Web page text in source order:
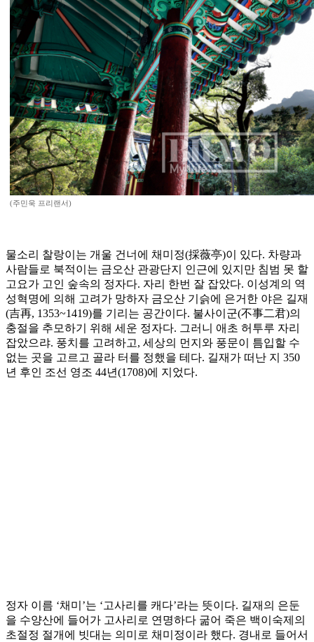
(주민욱 프리랜서)
물소리 찰랑이는 개울 건너에 채미정(採薇亭)이 있다. 차량과
사람들로 북적이는 금오산 관광단지 인근에 있지만 침범 못 할
고요가 고인 숲속의 정자다. 자리 한번 잘 잡았다. 이성계의 역
성혁명에 의해 고려가 망하자 금오산 기슭에 은거한 야은 길재
(吉再, 1353~1419)를 기리는 공간이다. 불사이군(不事二君)의
충절을 추모하기 위해 세운 정자다. 그러니 애초 허투루 자리
잡았으랴. 풍치를 고려하고, 세상의 먼지와 풍문이 틈입할 수
없는 곳을 고르고 골라 터를 정했을 테다. 길재가 떠난 지 350
년 후인 조선 영조 44년(1708)에 지었다.
정자 이름 ‘채미’는 ‘고사리를 캐다’라는 뜻이다. 길재의 은둔
을 수양산에 들어가 고사리로 연명하다 굶어 죽은 백이숙제의
초절정 절개에 빗대는 의미로 채미정이라 했다. 경내로 들어서